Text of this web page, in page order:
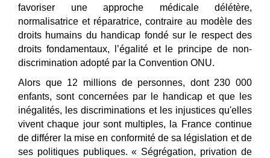
favoriser une approche médicale délétère,
normalisatrice et réparatrice, contraire au modèle des
droits humains du handicap fondé sur le respect des
droits fondamentaux, l’égalité et le principe de non-
discrimination adopté par la Convention ONU.
Alors que 12 millions de personnes, dont 230 000
enfants, sont concernées par le handicap et que les
inégalités, les discriminations et les injustices qu'elles
vivent chaque jour sont multiples, la France continue
de différer la mise en conformité de sa législation et de
ses politiques publiques. « Ségrégation, privation de